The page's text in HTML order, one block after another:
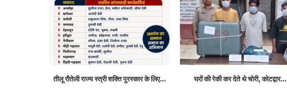
तीलू रौतेली राज्य स्त्री शक्ति पुरस्कार के लिए... घरों की रेकी कर देते थे चोरी, कोटद्वार...